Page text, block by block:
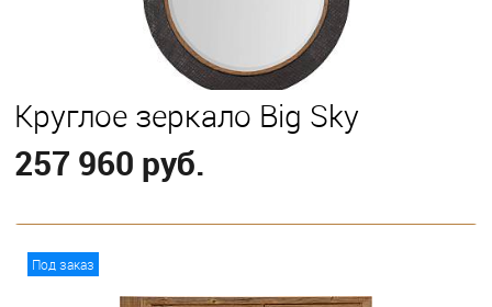
Круглое зеркало Big Sky
257 960 руб.
Под заказ